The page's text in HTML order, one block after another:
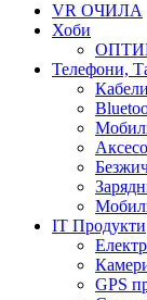
VR ОЧИЛА
Хоби
Телефони,
IT Продукти
GPS